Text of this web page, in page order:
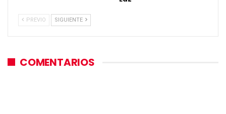
PREVIO SIGUIENTE
COMENTARIOS